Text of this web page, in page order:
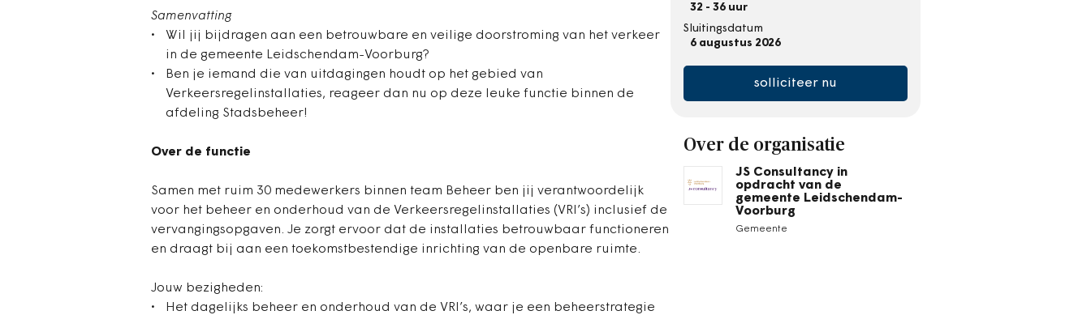
Samenvatting
Wil jij bijdragen aan een betrouwbare en veilige doorstroming van het verkeer
in de gemeente Leidschendam-Voorburg?
Ben je iemand die van uitdagingen houdt op het gebied van
Verkeersregelinstallaties, reageer dan nu op deze leuke functie binnen de
afdeling Stadsbeheer!
Over de functie
Samen met ruim 30 medewerkers binnen team Beheer ben jij verantwoordelijk
voor het beheer en onderhoud van de Verkeersregelinstallaties (VRI’s) inclusief de
vervangingsopgaven. Je zorgt ervoor dat de installaties betrouwbaar functioneren
en draagt bij aan een toekomstbestendige inrichting van de openbare ruimte.
Jouw bezigheden:
Het dagelijks beheer en onderhoud van de VRI’s, waar je een beheerstrategie
32 - 36 uur
Sluitingsdatum
6 augustus 2026
solliciteer nu
Over de organisatie
JS Consultancy in
opdracht van de
gemeente Leidschendam-
Voorburg
Gemeente